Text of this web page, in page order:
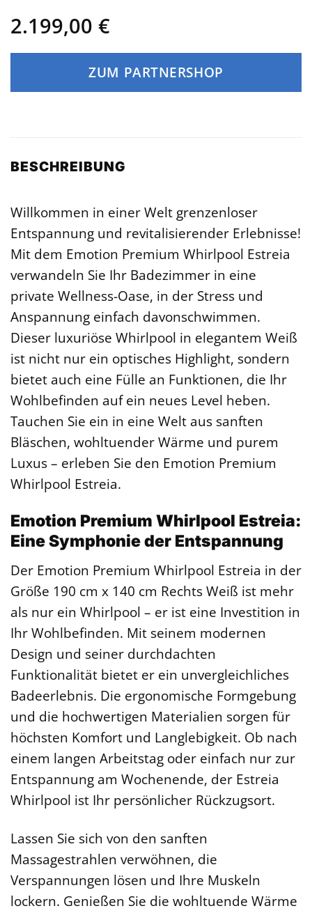
2.199,00 €
ZUM PARTNERSHOP
BESCHREIBUNG
Willkommen in einer Welt grenzenloser
Entspannung und revitalisierender Erlebnisse!
Mit dem Emotion Premium Whirlpool Estreia
verwandeln Sie Ihr Badezimmer in eine
private Wellness-Oase, in der Stress und
Anspannung einfach davonschwimmen.
Dieser luxuriöse Whirlpool in elegantem Weiß
ist nicht nur ein optisches Highlight, sondern
bietet auch eine Fülle an Funktionen, die Ihr
Wohlbefinden auf ein neues Level heben.
Tauchen Sie ein in eine Welt aus sanften
Bläschen, wohltuender Wärme und purem
Luxus – erleben Sie den Emotion Premium
Whirlpool Estreia.
Emotion Premium Whirlpool Estreia:
Eine Symphonie der Entspannung
Der Emotion Premium Whirlpool Estreia in der
Größe 190 cm x 140 cm Rechts Weiß ist mehr
als nur ein Whirlpool – er ist eine Investition in
Ihr Wohlbefinden. Mit seinem modernen
Design und seiner durchdachten
Funktionalität bietet er ein unvergleichliches
Badeerlebnis. Die ergonomische Formgebung
und die hochwertigen Materialien sorgen für
höchsten Komfort und Langlebigkeit. Ob nach
einem langen Arbeitstag oder einfach nur zur
Entspannung am Wochenende, der Estreia
Whirlpool ist Ihr persönlicher Rückzugsort.
Lassen Sie sich von den sanften
Massagestrahlen verwöhnen, die
Verspannungen lösen und Ihre Muskeln
lockern. Genießen Sie die wohltuende Wärme